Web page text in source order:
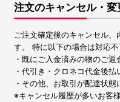
注文のキャンセル・変
ご注文確定後のキャンセル
す。 特に以下の場合は対応
・既にご入金済みの物のご返
・代引き・クロネコ代金後払
・その他、お取引が配達状態
※キャンセル履歴が多いお客